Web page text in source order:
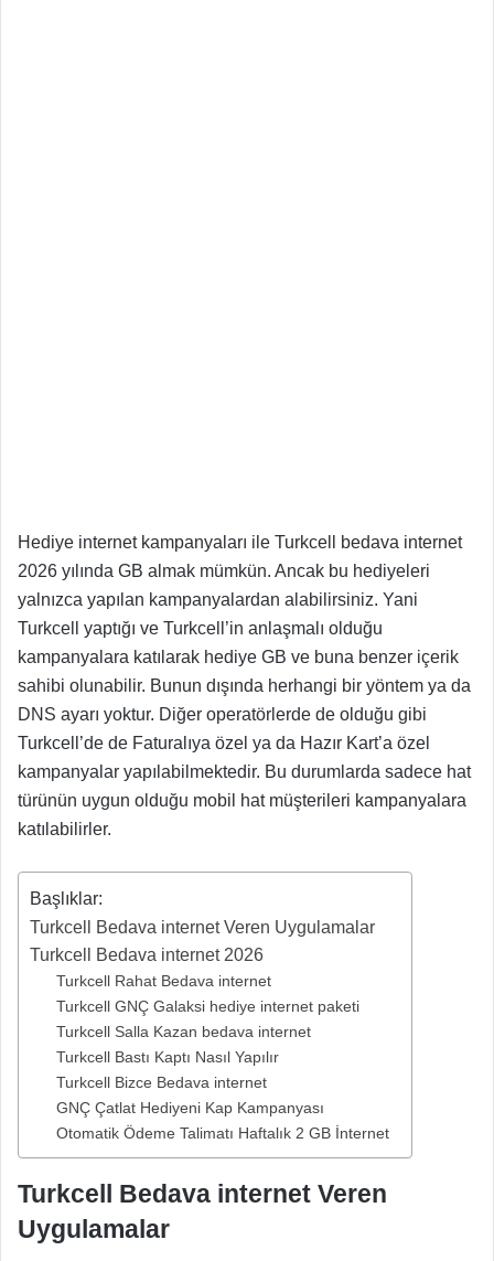
Hediye internet kampanyaları ile Turkcell bedava internet
2026 yılında GB almak mümkün. Ancak bu hediyeleri
yalnızca yapılan kampanyalardan alabilirsiniz. Yani
Turkcell yaptığı ve Turkcell’in anlaşmalı olduğu
kampanyalara katılarak hediye GB ve buna benzer içerik
sahibi olunabilir. Bunun dışında herhangi bir yöntem ya da
DNS ayarı yoktur. Diğer operatörlerde de olduğu gibi
Turkcell’de de Faturalıya özel ya da Hazır Kart’a özel
kampanyalar yapılabilmektedir. Bu durumlarda sadece hat
türünün uygun olduğu mobil hat müşterileri kampanyalara
katılabilirler.
Başlıklar:
Turkcell Bedava internet Veren Uygulamalar
Turkcell Bedava internet 2026
Turkcell Rahat Bedava internet
Turkcell GNÇ Galaksi hediye internet paketi
Turkcell Salla Kazan bedava internet
Turkcell Bastı Kaptı Nasıl Yapılır
Turkcell Bizce Bedava internet
GNÇ Çatlat Hediyeni Kap Kampanyası
Otomatik Ödeme Talimatı Haftalık 2 GB İnternet
Turkcell Bedava internet Veren
Uygulamalar